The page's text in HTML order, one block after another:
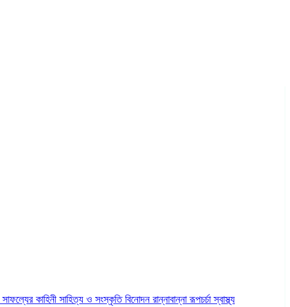
সাফল্যের কাহিনী সাহিত্য ও সংস্কৃতি বিনোদন রান্নাবান্নারূপচর্চাস্বাস্থ্য